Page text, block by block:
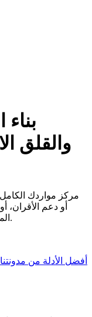
بناء
مركز مواردك
المجموعة المختارة هي نقطة انطلاقك الموثوقة.
أفضل الأدلة من مدونتنا